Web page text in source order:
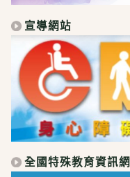
宣導網站
全國特殊教育資訊網